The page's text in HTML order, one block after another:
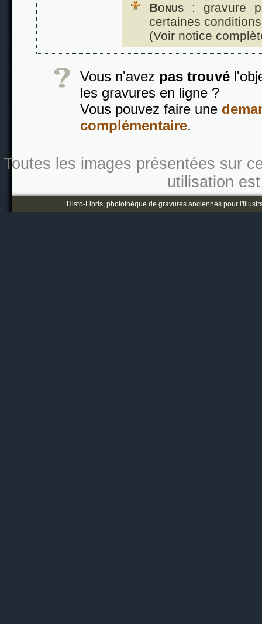
Bonus : gravure
certaines
(Voir notice
Vous n'avez pas trouvé
les gravures en ligne ?
Vous pouvez faire une
complémentaire.
Toutes les images présentées sur
utilisation
Histo-Libris, photothèque de gravures anciennes pour